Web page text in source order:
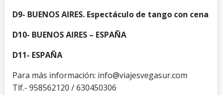
D9- BUENOS AIRES. Espectáculo de tango con cena
D10- BUENOS AIRES – ESPAÑA
D11- ESPAÑA
Para más información: info@viajesvegasur.com
Tlf.- 958562120 / 630450306